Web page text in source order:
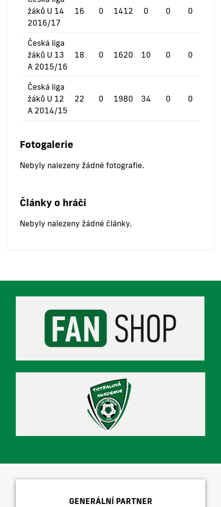
žáků U 14
2016/17
16 0 1412 0 0 0
Česká liga
žáků U 13
A 2015/16
18 0 1620 10 0 0
Česká liga
žáků U 12
A 2014/15
22 0 1980 34 0 0
Fotogalerie
Nebyly nalezeny žádné fotografie.
Články o hráči
Nebyly nalezeny žádné články.
GENERÁLNÍ PARTNER